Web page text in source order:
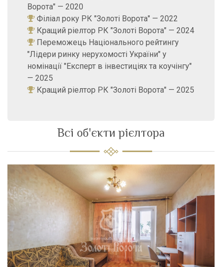
Ворота" — 2020
Філіал року РК "Золоті Ворота" — 2022
Кращий ріелтор РК "Золоті Ворота" — 2024
Переможець Національного рейтингу
"Лідери ринку нерухомості України" у
номінації "Експерт в інвестиціях та коучінгу"
— 2025
Кращий ріелтор РК "Золоті Ворота" — 2025
Всі об'єкти рієлтора